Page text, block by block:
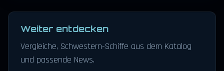
Weiter entdecken
Vergleiche, Schwestern-Schiffe aus dem Katalog
und passende News.